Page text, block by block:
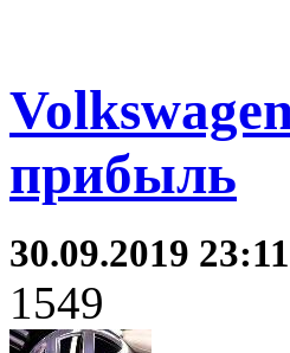
прибыль
30.09.2019 23:11
1549